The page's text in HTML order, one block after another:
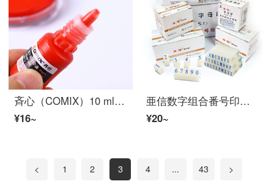
斉心（COMIX）10 ml財務印鑑速乾原子印鑑用印鑑捺印台専用油単瓶B 3712
¥16~
亜信数字组合番号印英文组合アルファベット印刷自由组合印047/S-4デジタル印刷(6.1*11*37)1セット
¥20~
< 1 2 3 4 ... 43 >